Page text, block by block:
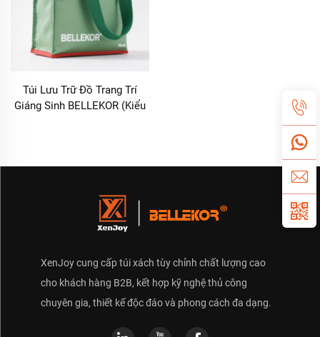
Túi Lưu Trữ Đồ Trang Trí
Giáng Sinh BELLEKOR (Kiểu
XenJoy cung cấp túi xách tùy chỉnh chất lượng cao
cho khách hàng B2B, kết hợp kỹ nghệ thủ công
chuyên gia, thiết kế độc đáo và phong cách đa dạng.